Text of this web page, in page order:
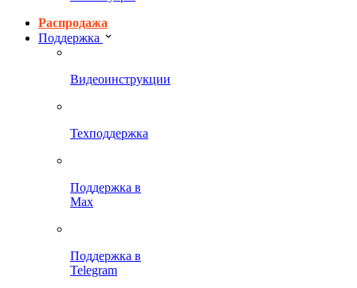
Распродажа
Поддержка
Видеоинструкции
Техподдержка
Поддержка в
Max
Поддержка в
Telegram